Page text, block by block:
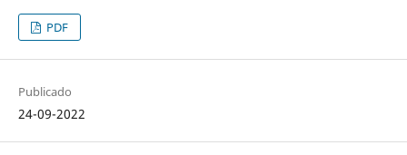
PDF
Publicado
24-09-2022